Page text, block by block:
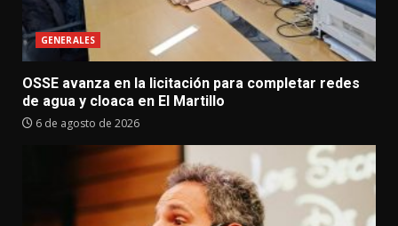
GENERALES
OSSE avanza en la licitación para completar redes
de agua y cloaca en El Martillo
6 de agosto de 2026